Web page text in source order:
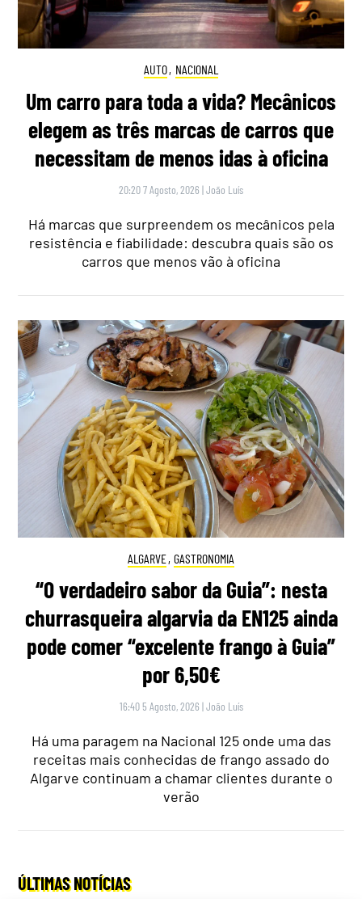
AUTO, NACIONAL
Um carro para toda a vida? Mecânicos
elegem as três marcas de carros que
necessitam de menos idas à oficina
20:20 7 Agosto, 2026 |João Luís
Há marcas que surpreendem os mecânicos pela
resistência e fiabilidade: descubra quais são os
carros que menos vão à oficina
ALGARVE, GASTRONOMIA
“O verdadeiro sabor da Guia”: nesta
churrasqueira algarvia da EN125 ainda
pode comer “excelente frango à Guia”
por 6,50€
16:40 5 Agosto, 2026 |João Luís
Há uma paragem na Nacional 125 onde uma das
receitas mais conhecidas de frango assado do
Algarve continuam a chamar clientes durante o
verão
ÚLTIMAS NOTÍCIAS